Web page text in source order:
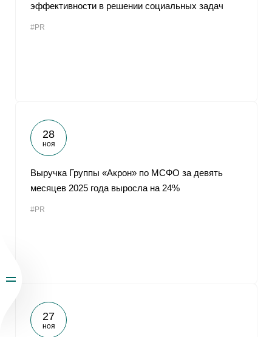
эффективности в решении социальных задач
#PR
28
ноя
Выручка Группы «Акрон» по МСФО за девять
месяцев 2025 года выросла на 24%
#PR
27
ноя